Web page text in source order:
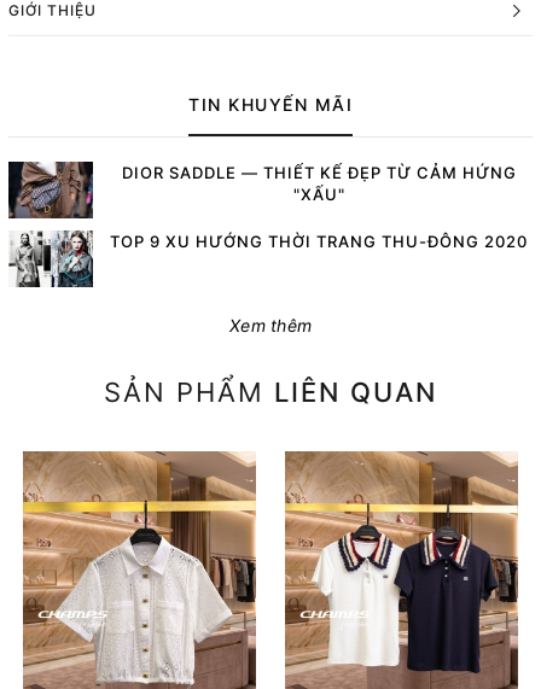
GIỚI THIỆU
TIN KHUYẾN MÃI
DIOR SADDLE — THIẾT KẾ ĐẸP TỪ CẢM HỨNG
"XẤU"
TOP 9 XU HƯỚNG THỜI TRANG THU-ĐÔNG 2020
Xem thêm
SẢN PHẨM LIÊN QUAN